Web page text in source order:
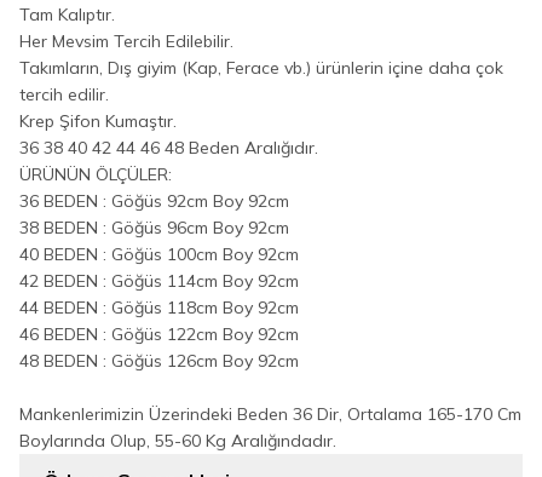
Tam Kalıptır.
Her Mevsim Tercih Edilebilir.
Takımların, Dış giyim (Kap, Ferace vb.) ürünlerin içine daha çok
tercih edilir.
Krep Şifon Kumaştır.
36 38 40 42 44 46 48 Beden Aralığıdır.
ÜRÜNÜN ÖLÇÜLER:
36 BEDEN : Göğüs 92cm Boy 92cm
38 BEDEN : Göğüs 96cm Boy 92cm
40 BEDEN : Göğüs 100cm Boy 92cm
42 BEDEN : Göğüs 114cm Boy 92cm
44 BEDEN : Göğüs 118cm Boy 92cm
46 BEDEN : Göğüs 122cm Boy 92cm
48 BEDEN : Göğüs 126cm Boy 92cm
Mankenlerimizin Üzerindeki Beden 36 Dir, Ortalama 165-170 Cm
Boylarında Olup, 55-60 Kg Aralığındadır.